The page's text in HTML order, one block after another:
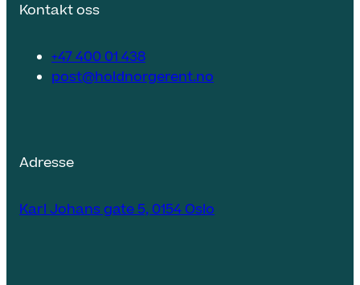
Kontakt oss
+47 400 01 438
post@holdnorgerent.no
Adresse
Karl Johans gate 5, 0154 Oslo